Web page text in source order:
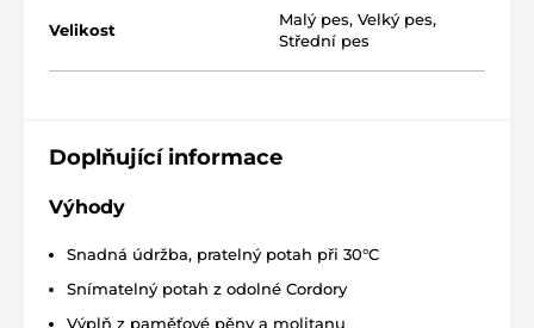
Velikost
Malý pes, Velký pes,
Střední pes
Doplňující informace
Výhody
Snadná údržba, pratelný potah při 30°C
Snímatelný potah z odolné Cordory
Výplň z paměťové pěny a molitanu